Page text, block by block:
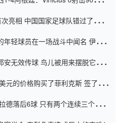
亮相 中国国家足球队错过了世界
轻球员在一场战斗中闻名 伊万放
无效传球 鸟儿被用来摆脱它
元的价格购买了菲利克斯 签了7年
德落后6球 只有两个连续三个连续